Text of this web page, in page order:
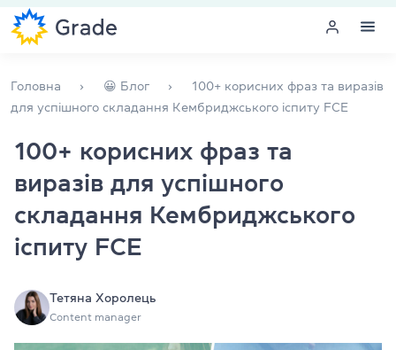
Навчання для викладачів
Англійська для компаній
Підготовка до іспитів
Екзаменаційний центр
Головна 😀 Блог
100+ корисних фраз та виразів
для успішного складання Кембриджського іспиту FCE
100+ корисних фраз та
виразів для успішного
складання Кембриджського
іспиту FCE
Тетяна Хоролець
Content manager